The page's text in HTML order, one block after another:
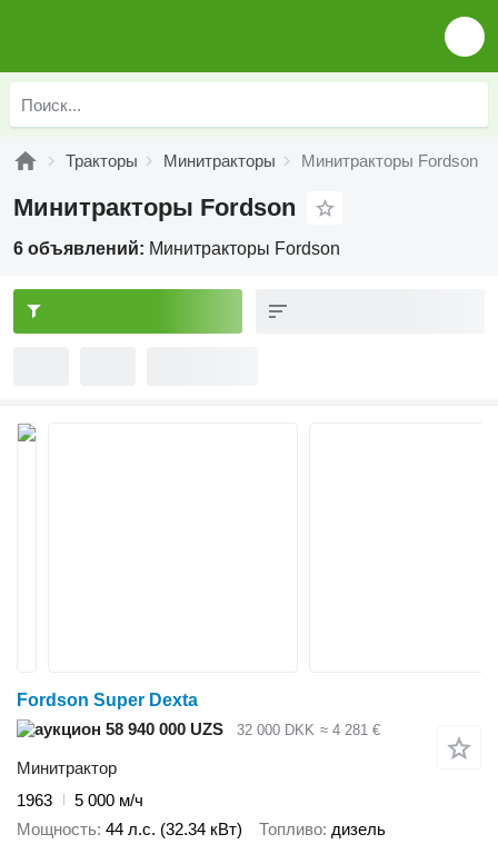
Тракторы Минитракторы Минитракторы Fordson
Минитракторы Fordson
6 объявлений: Минитракторы Fordson
Fordson Super Dexta
58 940 000 UZS
32 000 DKK ≈ 4 281 €
Минитрактор
1963
5 000 м/ч
Мощность 44 л.с. (32.34 кВт) Топливо дизель